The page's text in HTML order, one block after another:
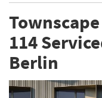
114
Berlin